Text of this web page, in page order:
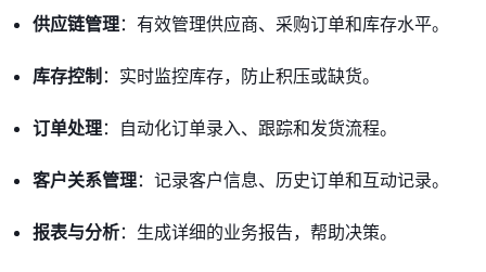
供应链管理：有效管理供应商、采购订单和库存水平。
库存控制 ：实时监控库存，防止积压或缺货。
订单处理：自动化订单录入、跟踪和发货流程。
客户关系管理：记录客户信息、历史订单和互动记录。
报表与分析：生成详细的业务报告，帮助决策。